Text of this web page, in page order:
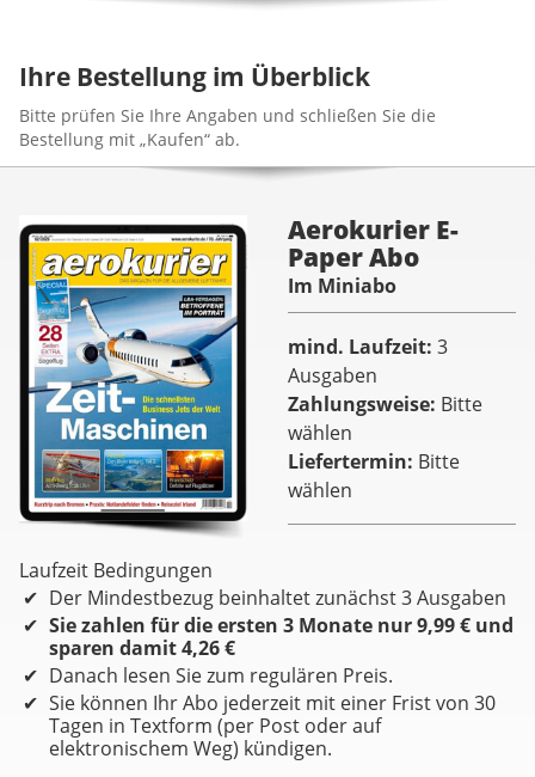
Ihre Bestellung im Überblick
Bitte prüfen Sie Ihre Angaben und schließen Sie die
Bestellung mit „Kaufen“ ab.
Aerokurier E-
Paper Abo
Im Miniabo
mind. Laufzeit 3
Ausgaben
Zahlungsweise Bitte
wählen
Liefertermin Bitte
wählen
Laufzeit Bedingungen
Der Mindestbezug beinhaltet zunächst 3 Ausgaben
Sie zahlen für die ersten 3 Monate nur 9,99 € und
sparen damit 4,26 €
Danach lesen Sie zum regulären Preis.
Sie können Ihr Abo jederzeit mit einer Frist von 30
Tagen in Textform (per Post oder auf
elektronischem Weg) kündigen.